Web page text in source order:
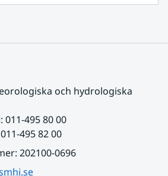
och hydrologiska
011-495 80 00
495 82 00
202100-0696